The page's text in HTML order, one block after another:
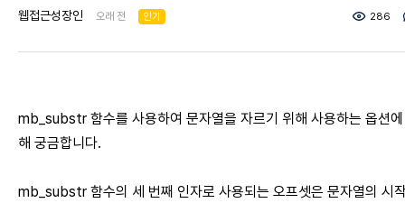
웹접근성장인 오래 전 인기 286
mb_substr 함수를 사용하여 문자열을 자르기 위해 사용하는 옵션
해 궁금합니다.
mb_substr 함수의 세 번째 인자로 사용되는 오프셋은 문자열의 시